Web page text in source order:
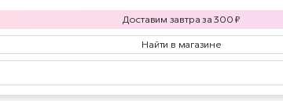
Доставим завтра за300 ₽
Найти в магазине